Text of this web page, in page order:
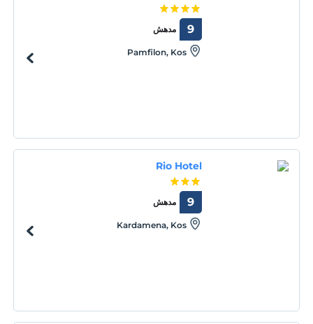
مدهش 9
Pamfilon, Kos
Rio Hotel
مدهش 9
Kardamena, Kos